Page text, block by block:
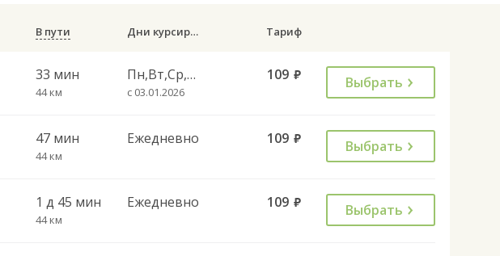
В пути Дни курсирования Тариф
33 мин
44 км
Пн,Вт,Ср,Чт,Пт,Сб
с 03.01.2026
109 руб. Выбрать
47 мин
44 км
Ежедневно 109 руб. Выбрать
1 д 45 мин
44 км
Ежедневно 109 руб. Выбрать